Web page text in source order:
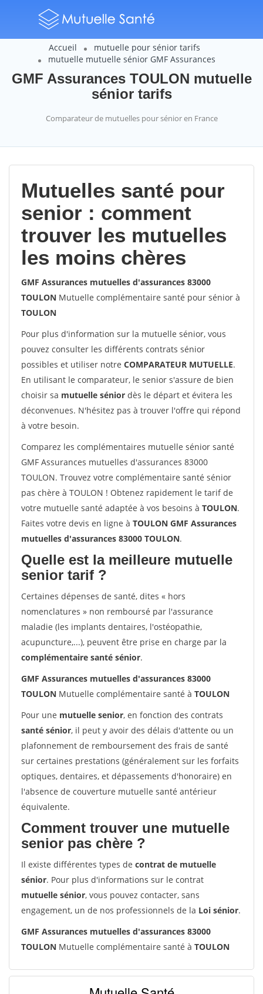
Accueil
mutuelle pour sénior tarifs
mutuelle mutuelle sénior GMF Assurances
GMF Assurances TOULON mutuelle
sénior tarifs
Comparateur de mutuelles pour sénior en France
Mutuelles santé pour
senior : comment
trouver les mutuelles
les moins chères
GMF Assurances mutuelles d'assurances 83000
TOULON Mutuelle complémentaire santé pour sénior à
TOULON
Pour plus d'information sur la mutuelle sénior, vous
pouvez consulter les différents contrats sénior
possibles et utiliser notre COMPARATEUR MUTUELLE.
En utilisant le comparateur, le senior s'assure de bien
choisir sa mutuelle sénior dès le départ et évitera les
déconvenues. N'hésitez pas à trouver l'offre qui répond
à votre besoin.
Comparez les complémentaires mutuelle sénior santé
GMF Assurances mutuelles d'assurances 83000
TOULON. Trouvez votre complémentaire santé sénior
pas chère à TOULON ! Obtenez rapidement le tarif de
votre mutuelle santé adaptée à vos besoins à TOULON.
Faites votre devis en ligne à TOULON GMF Assurances
mutuelles d'assurances 83000 TOULON.
Quelle est la meilleure mutuelle
senior tarif ?
Certaines dépenses de santé, dites « hors
nomenclatures » non remboursé par l'assurance
maladie (les implants dentaires, l'ostéopathie,
acupuncture,...), peuvent être prise en charge par la
complémentaire santé sénior.
GMF Assurances mutuelles d'assurances 83000
TOULON Mutuelle complémentaire santé à TOULON
Pour une mutuelle senior, en fonction des contrats
santé sénior, il peut y avoir des délais d'attente ou un
plafonnement de remboursement des frais de santé
sur certaines prestations (généralement sur les forfaits
optiques, dentaires, et dépassements d'honoraire) en
l'absence de couverture mutuelle santé antérieur
équivalente.
Comment trouver une mutuelle
senior pas chère ?
Il existe différentes types de contrat de mutuelle
sénior. Pour plus d'informations sur le contrat
mutuelle sénior, vous pouvez contacter, sans
engagement, un de nos professionnels de la Loi sénior.
GMF Assurances mutuelles d'assurances 83000
TOULON Mutuelle complémentaire santé à TOULON